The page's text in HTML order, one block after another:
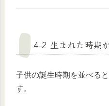
4-2 生まれた時期
子供の誕生時期を並べる
す。